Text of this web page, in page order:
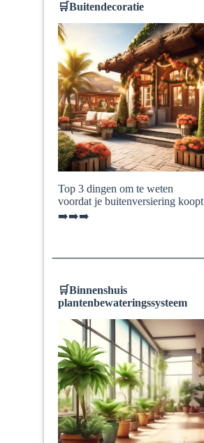
🛒Buitendecoratie
Top 3 dingen om te weten
voordat je buitenversiering koopt
➡️➡️➡️
🛒Binnenshuis
plantenbewateringssysteem